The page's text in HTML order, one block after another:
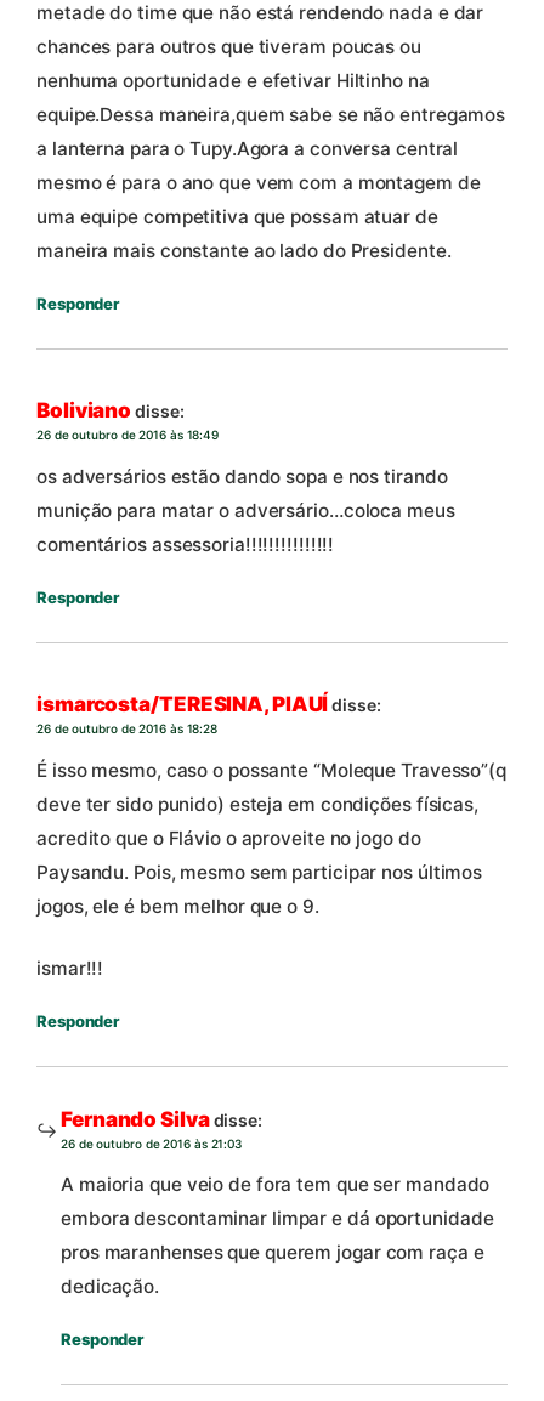
metade do time que não está rendendo nada e dar
chances para outros que tiveram poucas ou
nenhuma oportunidade e efetivar Hiltinho na
equipe.Dessa maneira,quem sabe se não entregamos
a lanterna para o Tupy.Agora a conversa central
mesmo é para o ano que vem com a montagem de
uma equipe competitiva que possam atuar de
maneira mais constante ao lado do Presidente.
Responder
Boliviano disse:
26 de outubro de 2016 às 18:49
os adversários estão dando sopa e nos tirando
munição para matar o adversário…coloca meus
comentários assessoria!!!!!!!!!!!!!!!
Responder
ismarcosta/TERESINA, PIAUÍdisse:
26 de outubro de 2016 às 18:28
É isso mesmo, caso o possante “Moleque Travesso”(q
deve ter sido punido) esteja em condições físicas,
acredito que o Flávio o aproveite no jogo do
Paysandu. Pois, mesmo sem participar nos últimos
jogos, ele é bem melhor que o 9.
ismar!!!
Responder
Fernando Silvadisse:
26 de outubro de 2016 às 21:03
A maioria que veio de fora tem que ser mandado
embora descontaminar limpar e dá oportunidade
pros maranhenses que querem jogar com raça e
dedicação.
Responder